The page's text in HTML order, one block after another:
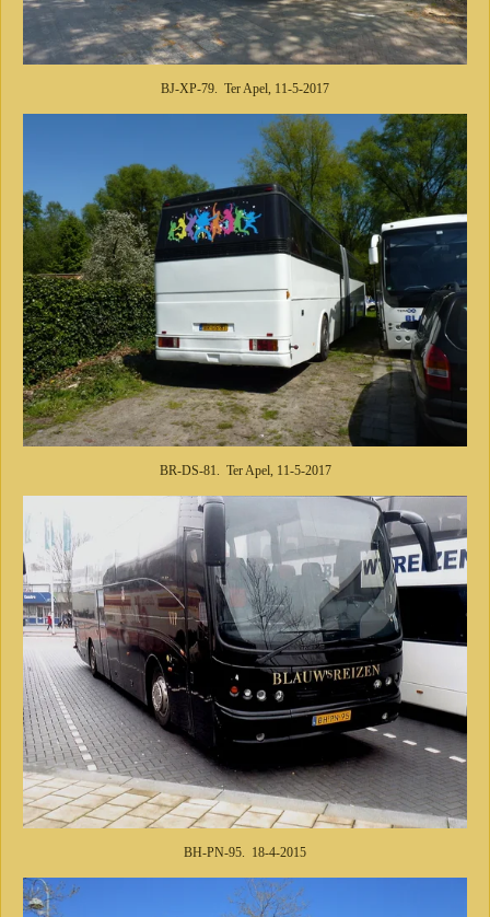
BJ-XP-79. Ter Apel, 11-5-2017
BR-DS-81. Ter Apel, 11-5-2017
BH-PN-95. 18-4-2015